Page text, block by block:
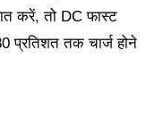
करें, तो DC फास्ट
प्रतिशत तक चार्ज होने